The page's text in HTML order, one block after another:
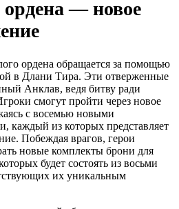
— новое
ордена обращается за помощью
в Длани Тира. Эти отверженные
Анклав, ведя битву ради
смогут пройти через новое
с восемью новыми
каждый из которых представляет
Побеждая врагов, герои
новые комплекты брони для
будет состоять из восьми
их уникальным